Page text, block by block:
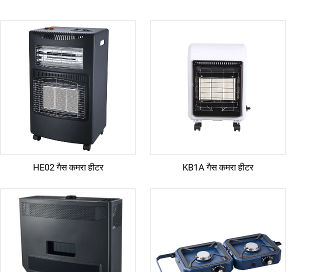
HE02 गैस कमरा हीटर KB1A गैस कमरा हीटर